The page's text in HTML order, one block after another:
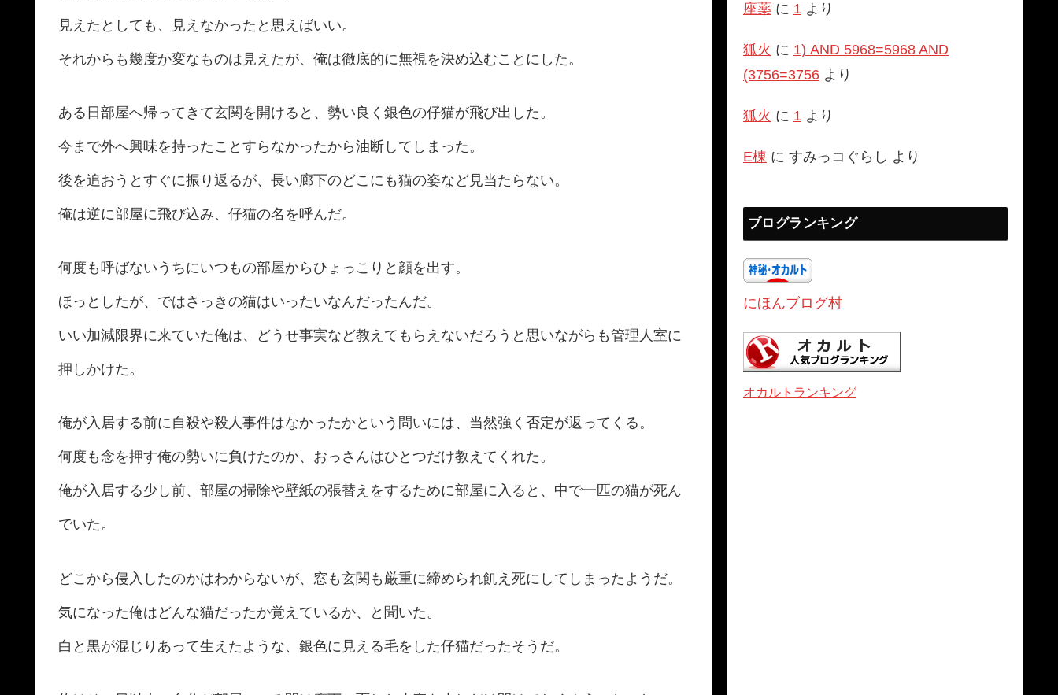
見えたとしても、見えなかったと思えばいい。
それからも幾度か変なものは見えたが、俺は徹底的に無視を決め込むことにした。
ある日部屋へ帰ってきて玄関を開けると、勢い良く銀色の仔猫が飛び出した。
今まで外へ興味を持ったことすらなかったから油断してしまった。
後を追おうとすぐに振り返るが、長い廊下のどこにも猫の姿など見当たらない。
俺は逆に部屋に飛び込み、仔猫の名を呼んだ。
何度も呼ばないうちにいつもの部屋からひょっこりと顔を出す。
ほっとしたが、ではさっきの猫はいったいなんだったんだ。
いい加減限界に来ていた俺は、どうせ事実など教えてもらえないだろうと思いながらも管理人室に
押しかけた。
俺が入居する前に自殺や殺人事件はなかったかという問いには、当然強く否定が返ってくる。
何度も念を押す俺の勢いに負けたのか、おっさんはひとつだけ教えてくれた。
俺が入居する少し前、部屋の掃除や壁紙の張替えをするために部屋に入ると、中で一匹の猫が死ん
でいた。
どこから侵入したのかはわからないが、窓も玄関も厳重に締められ飢え死にしてしまったようだ。
気になった俺はどんな猫だったか覚えているか、と聞いた。
白と黒が混じりあって生えたような、銀色に見える毛をした仔猫だったそうだ。
座薬 に 1 より
狐火 に 1) AND 5968=5968 AND
(3756=3756 より
狐火 に 1 より
E棟 に すみっコぐらし より
ブログランキング
にほんブログ村
オカルトランキング